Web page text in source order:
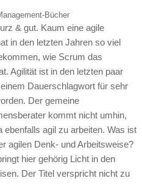
Bücher
& gut. Kaum eine agile
in den letzten Jahren so viel
wie Scrum das
Agilität ist in den letzten paar
Dauerschlagwort für sehr
Der gemeine
kommt nicht umhin,
ebenfalls agil zu arbeiten. Was ist
agilen Denk- und Arbeitsweise?
hier gehörig Licht in den
Der Titel verspricht nicht zu